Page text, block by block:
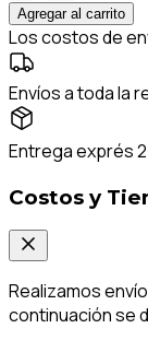
Agregar al carrito
Los costos de
Envíos a toda la
Entrega exprés
Costos y
Realizamos
continuación se